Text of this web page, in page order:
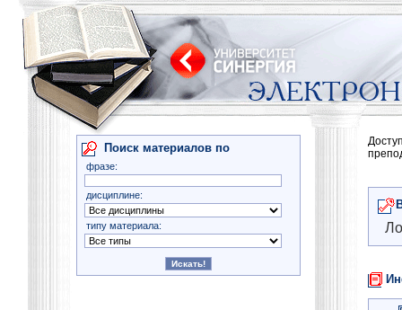
Поиск материалов по
фразе:
дисциплине:
типу материала: